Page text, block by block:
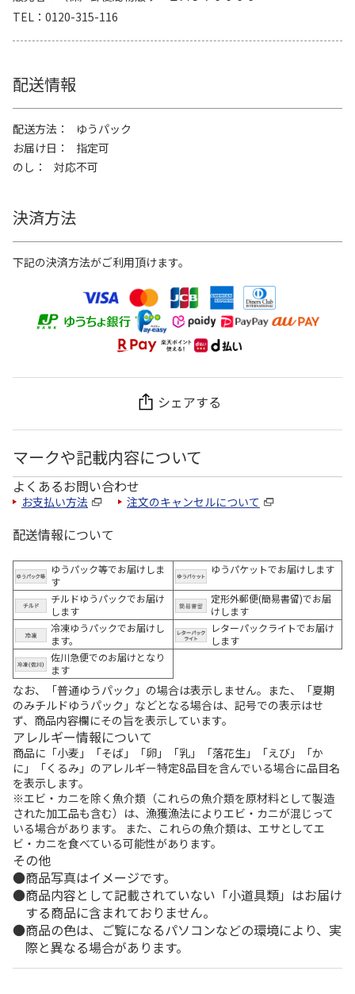
TEL
0120-315-116
配送情報
配送方法
ゆうパック
お届け日
指定可
のし
対応不可
決済方法
下記の決済方法がご利用頂けます。
シェアする
マークや記載内容について
よくあるお問い合わせ
お支払い方法 注文のキャンセルについて
配送情報について
ゆうパック等でお届けしま
す
ゆうパケットでお届けします
チルドゆうパックでお届け
します
定形外郵便(簡易書留)でお届
けします
冷凍ゆうパックでお届けし
ます。
レターパックライトでお届け
します
佐川急便でのお届けとなり
ます
なお、「普通ゆうパック」の場合は表示しません。また、「夏期
のみチルドゆうパック」などとなる場合は、記号での表示はせ
ず、商品内容欄にその旨を表示しています。
アレルギー情報について
商品に「小麦」「そば」「卵」「乳」「落花生」「えび」「か
に」「くるみ」のアレルギー特定8品目を含んでいる場合に品目名
を表示します。
※エビ・カニを除く魚介類（これらの魚介類を原材料として製造
された加工品も含む）は、漁獲漁法によりエビ・カニが混じって
いる場合があります。 また、これらの魚介類は、エサとしてエ
ビ・カニを食べている可能性があります。
その他
商品写真はイメージです。
商品内容として記載されていない「小道具類」はお届け
する商品に含まれておりません。
商品の色は、ご覧になるパソコンなどの環境により、実
際と異なる場合があります。